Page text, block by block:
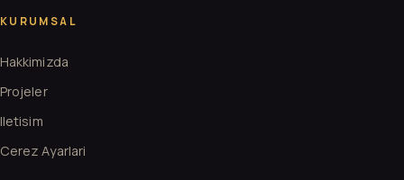
KURUMSAL
Hakkimizda
Projeler
Iletisim
Cerez Ayarlari